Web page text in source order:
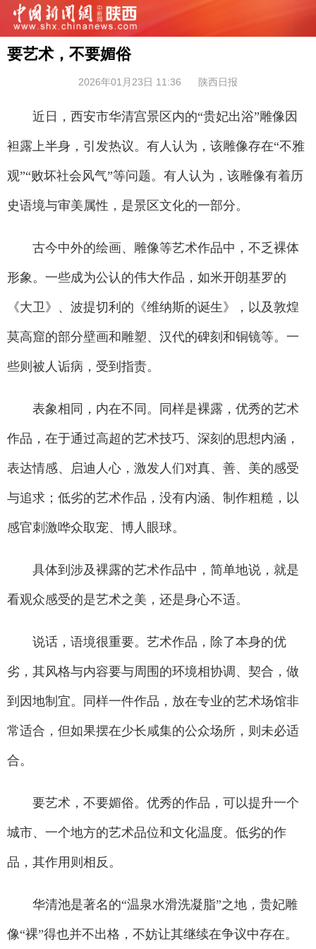
要艺术，不要媚俗
2026年01月23日 11:36 陕西日报
近日，西安市华清宫景区内的“贵妃出浴”雕像因
袒露上半身，引发热议。有人认为，该雕像存在“不雅
观”“败坏社会风气”等问题。有人认为，该雕像有着历
史语境与审美属性，是景区文化的一部分。
古今中外的绘画、雕像等艺术作品中，不乏裸体
形象。一些成为公认的伟大作品，如米开朗基罗的
《大卫》、波提切利的《维纳斯的诞生》，以及敦煌
莫高窟的部分壁画和雕塑、汉代的碑刻和铜镜等。一
些则被人诟病，受到指责。
表象相同，内在不同。同样是裸露，优秀的艺术
作品，在于通过高超的艺术技巧、深刻的思想内涵，
表达情感、启迪人心，激发人们对真、善、美的感受
与追求；低劣的艺术作品，没有内涵、制作粗糙，以
感官刺激哗众取宠、博人眼球。
具体到涉及裸露的艺术作品中，简单地说，就是
看观众感受的是艺术之美，还是身心不适。
说话，语境很重要。艺术作品，除了本身的优
劣，其风格与内容要与周围的环境相协调、契合，做
到因地制宜。同样一件作品，放在专业的艺术场馆非
常适合，但如果摆在少长咸集的公众场所，则未必适
合。
要艺术，不要媚俗。优秀的作品，可以提升一个
城市、一个地方的艺术品位和文化温度。低劣的作
品，其作用则相反。
华清池是著名的“温泉水滑洗凝脂”之地，贵妃雕
像“裸”得也并不出格，不妨让其继续在争议中存在。